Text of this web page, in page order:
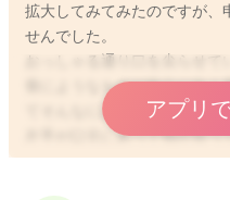
拡大してみてみたのですが、
せんでした。
おっしゃる通り口を尖らせて
骨にようなものが中心に白く
てそんなにはっきり写るのか
左手が口元にあって指が写っ
ですが、次回の健診時に医師
アプリ